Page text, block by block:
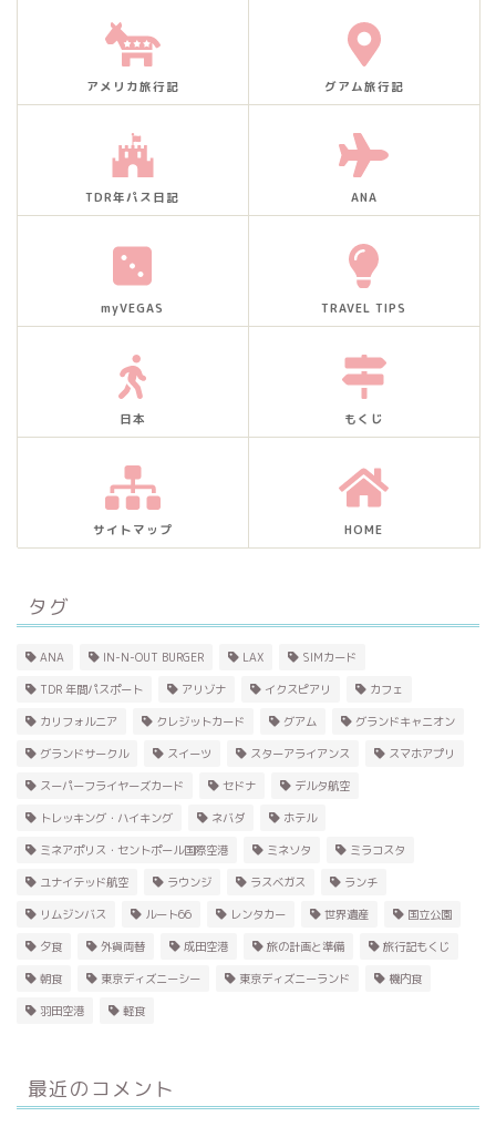
アメリカ旅行記 グアム旅行記
TDR年パス日記 ANA
myVEGAS TRAVEL TIPS
日本 もくじ
サイトマップ HOME
タグ
ANA IN-N-OUT BURGER LAX SIMカード
TDR 年間パスポート アリゾナ イクスピアリ カフェ
カリフォルニア クレジットカード グアム グランドキャニオン
グランドサークル スイーツ スターアライアンス スマホアプリ
スーパーフライヤーズカード セドナ デルタ航空
トレッキング・ハイキング ネバダ ホテル
ミネアポリス・セントポール国際空港 ミネソタ ミラコスタ
ユナイテッド航空 ラウンジ ラスベガス ランチ
リムジンバス ルート66 レンタカー 世界遺産 国立公園
夕食 外貨両替 成田空港 旅の計画と準備 旅行記もくじ
朝食 東京ディズニーシー 東京ディズニーランド 機内食
羽田空港 軽食
最近のコメント